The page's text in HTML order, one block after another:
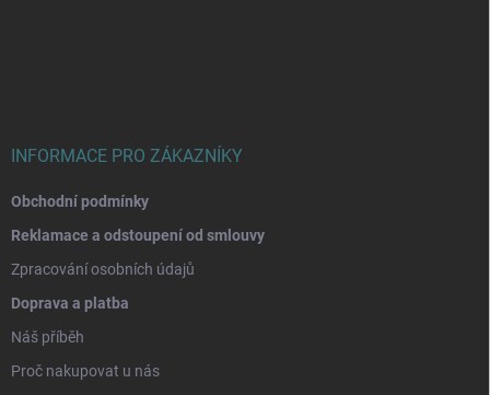
INFORMACE PRO ZÁKAZNÍKY
Obchodní podmínky
Reklamace a odstoupení od smlouvy
Zpracování osobních údajů
Doprava a platba
Náš příběh
Proč nakupovat u nás